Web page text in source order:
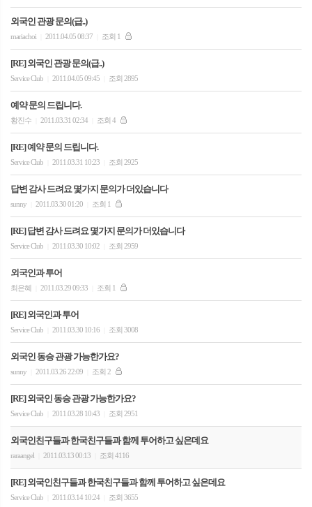
외국인 관광 문의(급..)
mariachoi 2011.04.05 08:37 조회 1
[RE] 외국인 관광 문의(급..)
Service Club 2011.04.05 09:45 조회 2895
예약 문의 드립니다.
황진수 2011.03.31 02:34 조회 4
[RE] 예약 문의 드립니다.
Service Club 2011.03.31 10:23 조회 2925
답변 감사 드려요 몇가지 문의가 더있습니다
sunny 2011.03.30 01:20 조회 1
[RE] 답변 감사 드려요 몇가지 문의가 더있습니다
Service Club 2011.03.30 10:02 조회 2959
외국인과 투어
최은혜 2011.03.29 09:33 조회 1
[RE] 외국인과 투어
Service Club 2011.03.30 10:16 조회 3008
외국인 동승 관광 가능한가요?
sunny 2011.03.26 22:09 조회 2
[RE] 외국인 동승 관광 가능한가요?
Service Club 2011.03.28 10:43 조회 2951
외국인친구들과 한국친구들과 함께 투어하고 싶은데요
raraangel 2011.03.13 00:13 조회 4116
[RE] 외국인친구들과 한국친구들과 함께 투어하고 싶은데요
Service Club 2011.03.14 10:24 조회 3655